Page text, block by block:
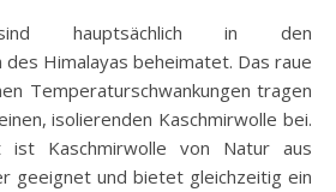
sind hauptsächlich in den
Himalayas beheimatet. Das raue
Temperaturschwankungen tragen
isolierenden Kaschmirwolle bei.
ist Kaschmirwolle von Natur aus
geeignet und bietet gleichzeitig ein